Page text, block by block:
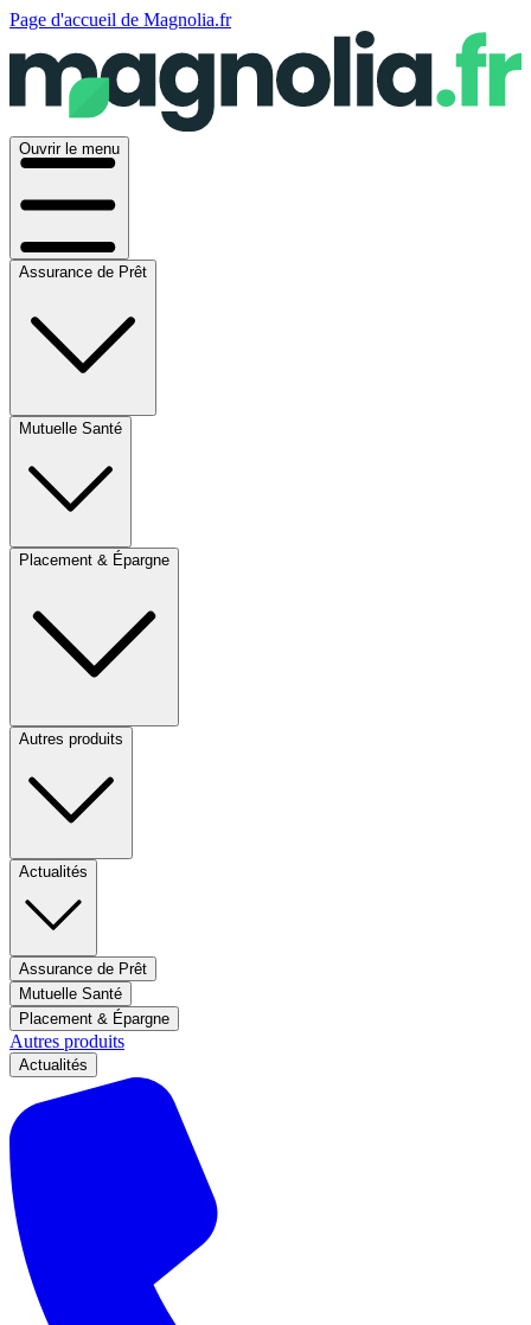
Page d'accueil de Magnolia.fr
Ouvrir le menu
Assurance de Prêt
Mutuelle Santé
Placement & Épargne
Autres produits
Actualités
Assurance de Prêt
Mutuelle Santé
Placement & Épargne
Autres produits
Actualités